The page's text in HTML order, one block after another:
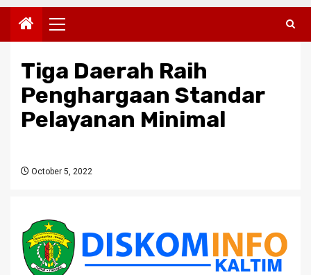
Primary
Menu
Tiga Daerah Raih
Penghargaan Standar
Pelayanan Minimal
October 5, 2022